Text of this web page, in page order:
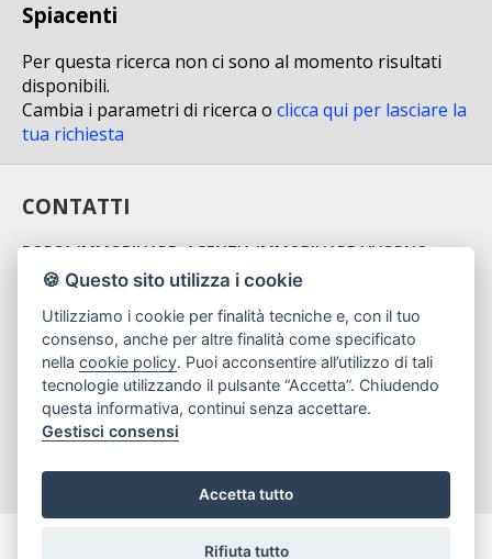
VALUTA UN IMMOBILE
PROPONI UN IMMOBILE
CONTATTI
Spiacenti
Per questa ricerca non ci sono al momento risultati
disponibili.
Cambia i parametri di ricerca o clicca qui per lasciare la
tua richiesta
CONTATTI
BORSA IMMOBILIARE, AGENZIA IMMOBILIARE LIVORNO
Via Michon 5 - 57126 Livorno
CHIAMA ORA
Cell. 3460812740 | Cell. 3460812741
info@borsaimmobiliarelivorno.it
🍪 Questo sito utilizza i cookie
Utilizziamo i cookie per finalità tecniche e, con il tuo
consenso, anche per altre finalità come specificato
nellacookie policy. Puoi acconsentire all’utilizzo di tali
tecnologie utilizzando il pulsante “Accetta”. Chiudendo
questa informativa, continui senza accettare.
Gestisci consensi
Accetta tutto
Rifiuta tutto